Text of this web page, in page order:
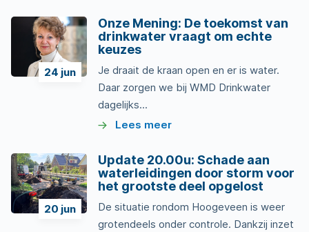
24 jun
Onze Mening: De toekomst van
drinkwater vraagt om echte
keuzes
Je draait de kraan open en er is water.
Daar zorgen we bij WMD Drinkwater
dagelijks...
Lees meer
20 jun
Update 20.00u: Schade aan
waterleidingen door storm voor
het grootste deel opgelost
De situatie rondom Hoogeveen is weer
grotendeels onder controle. Dankzij inzet